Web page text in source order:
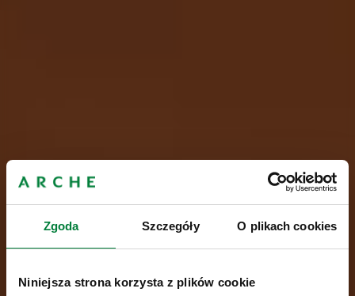
Zgoda Szczegóły O plikach cookies
Niniejsza strona korzysta z plików cookie